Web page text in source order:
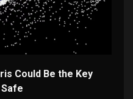
Could Be the Key